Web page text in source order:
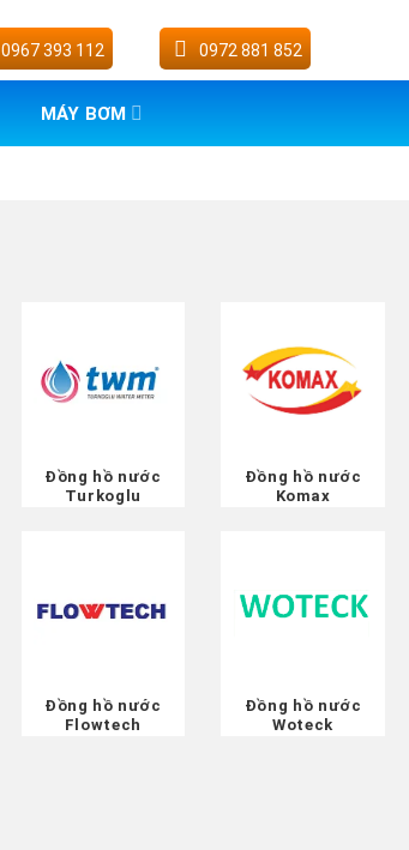
0967 393 112 0972 881 852
MÁY BƠM
Đồng hồ nước
Turkoglu
Đồng hồ nước
Komax
Đồng hồ nước
Flowtech
Đồng hồ nước
Woteck